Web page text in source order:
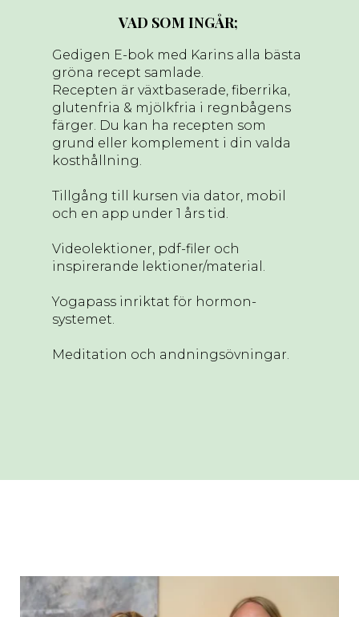
VAD SOM INGÅR;
Gedigen E-bok med Karins alla bästa
gröna recept samlade.
Recepten är växtbaserade, fiberrika,
glutenfria & mjölkfria i regnbågens
färger. Du kan ha recepten som
grund eller komplement i din valda
kosthållning.
Tillgång till kursen via dator, mobil
och en app under 1 års tid.
Videolektioner, pdf-filer och
inspirerande lektioner/material.
Yogapass inriktat för hormon-
systemet.
Meditation och andningsövningar.